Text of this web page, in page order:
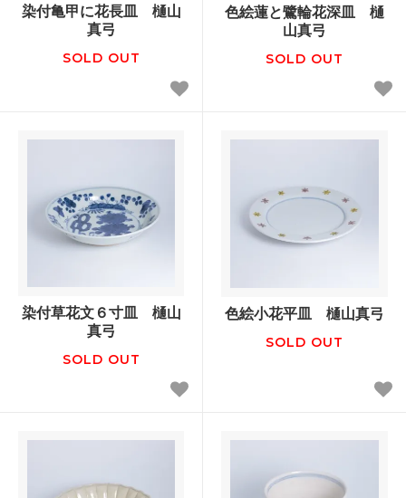
染付亀甲に花長皿 樋山
真弓
SOLD OUT
色絵蓮と鷺輪花深皿 樋
山真弓
SOLD OUT
染付草花文６寸皿 樋山
真弓
SOLD OUT
色絵小花平皿 樋山真弓
SOLD OUT